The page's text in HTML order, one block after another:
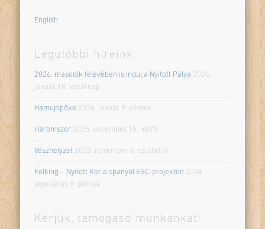
English
Legutóbbi híreink
2026. második félévében is indul a Nyitott Pálya 2026.
január 18. vasárnap
Hamupipőke 2026. január 9. péntek
Háromszor 2025. december 15. hétfő
Vészhelyzet 2025. november 6. csütörtök
Folking – Nyitott Kör a spanyol ESC-projekten 2024.
augusztus 9. péntek
Kérjük, támogasd munkánkat!